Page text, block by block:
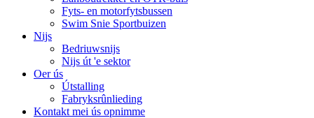
Fyts- en motorfytsbussen
Swim Snie Sportbuizen
Nijs
Bedriuwsnijs
Nijs út 'e sektor
Oer ús
Útstalling
Fabryksrûnlieding
Kontakt mei ús opnimme